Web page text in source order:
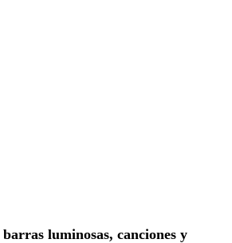
barras luminosas, canciones y